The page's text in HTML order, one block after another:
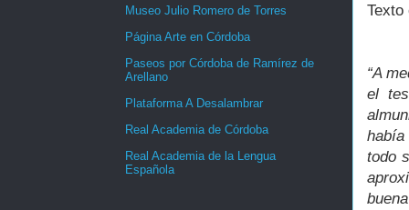
Texto
“A
el
todo
Museo Julio Romero de Torres
Página Arte en Córdoba
Paseos por Córdoba de Ramírez de
Arellano
Plataforma A Desalambrar
Real Academia de Córdoba
Real Academia de la Lengua
Española